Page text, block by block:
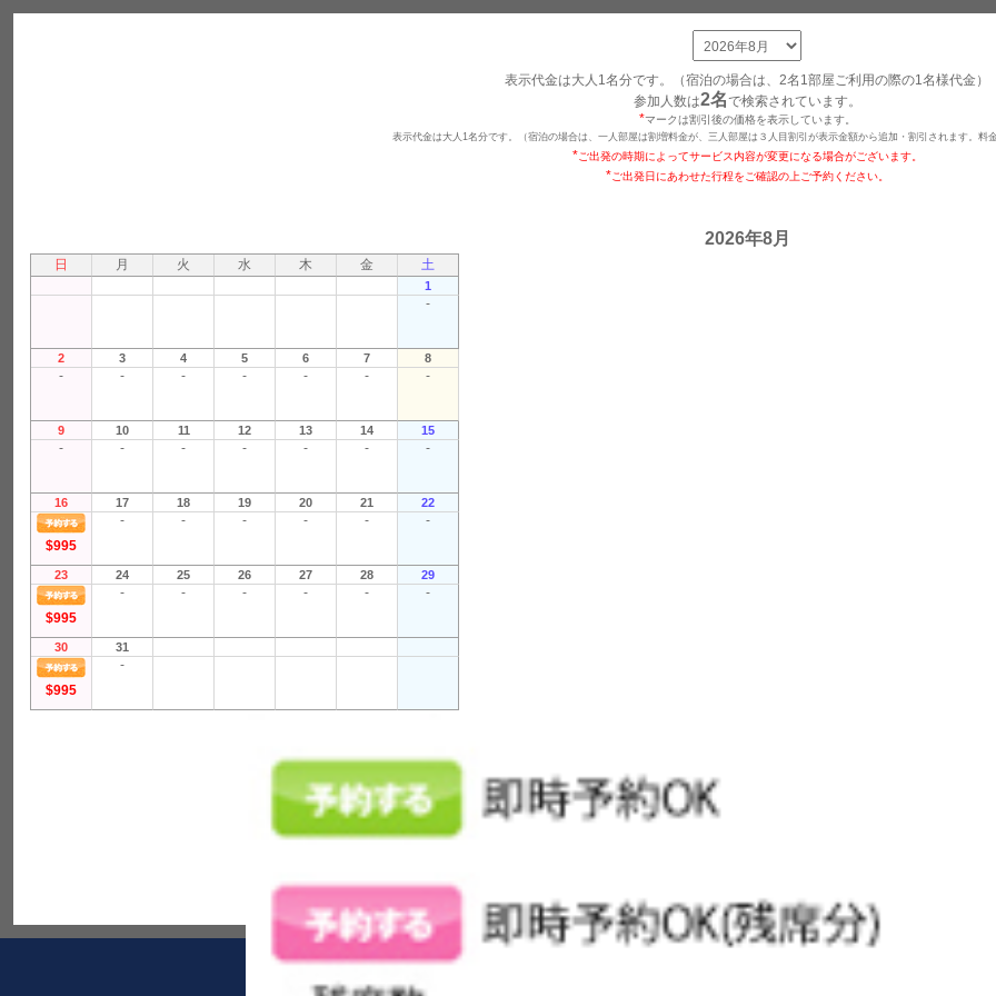
表示代金は大人1名分です。（宿泊の場合は、2名1部屋ご利用の際の1名様代金）
参加人数は2名で検索されています。
*マークは割引後の価格を表示しています。
表示代金は大人1名分です。（宿泊の場合は、一人部屋は割増料金が、三人部屋は３人目割引が表示金額から追加・割引されます。料
*ご出発の時期によってサービス内容が変更になる場合がございます。
*ご出発日にあわせた行程をご確認の上ご予約ください。
2026年8月
日 月 火 水 木 金 土
1
-
2 3 4 5 6 7 8
- - - - - - -
9 10 11 12 13 14 15
- - - - - - -
16 17 18 19 20 21 22
$995
- - - - - -
23 24 25 26 27 28 29
$995
- - - - - -
30 31
$995
-